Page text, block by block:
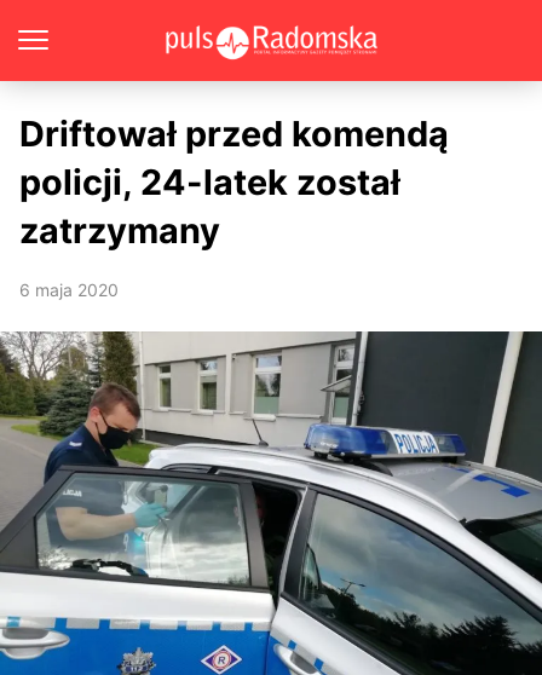
Driftował przed komendą
policji, 24-latek został
zatrzymany
6 maja 2020